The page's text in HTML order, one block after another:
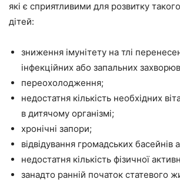
які є сприятливими для розвитку
дітей:
зниження імунітету на тлі
інфекційних або запальних
переохолодження;
недостатня кількість необхідних
в дитячому організмі;
хронічні запори;
відвідування громадських басейнів
недостатня кількість фізичної
занадто ранній початок статевого